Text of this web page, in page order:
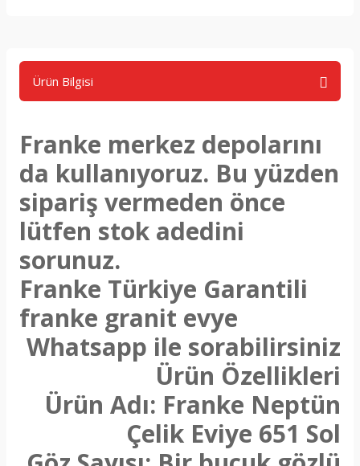
Ürün Bilgisi
Franke merkez depolarını
da kullanıyoruz. Bu yüzden
sipariş vermeden önce
lütfen stok adedini
sorunuz.
Franke Türkiye Garantili
franke granit evye
Whatsapp ile sorabilirsiniz
Ürün Özellikleri
Ürün Adı: Franke Neptün
Çelik Eviye 651 Sol